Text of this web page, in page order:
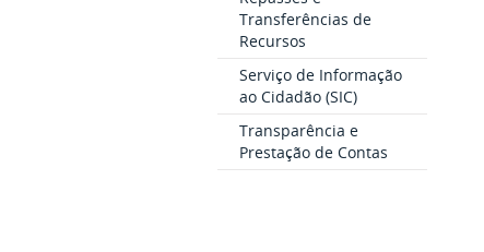
Transferências de
Recursos
Serviço de Informação
ao Cidadão (SIC)
Transparência e
Prestação de Contas